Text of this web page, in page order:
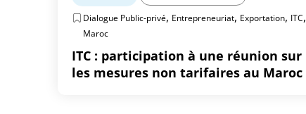
Dialogue Public-privé, Entrepreneuriat, Exportation, ITC,
Maroc
ITC : participation à une réunion sur
les mesures non tarifaires au Maroc